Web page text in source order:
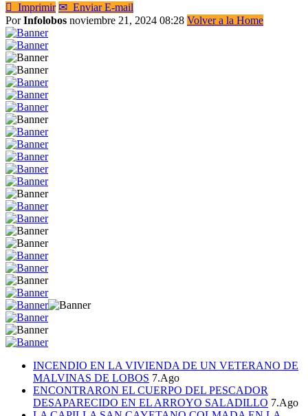
 Imprimir ✉ Enviar E-mail
PorInfolobos noviembre 21, 2024 08:28 Volver a la Home
INCENDIO EN LA VIVIENDA DE UN VETERANO DE
MALVINAS DE LOBOS 7.Ago
ENCONTRARON EL CUERPO DEL PESCADOR
DESAPARECIDO EN EL ARROYO SALADILLO 7.Ago